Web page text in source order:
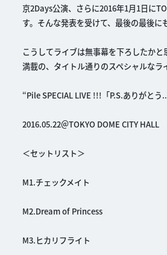
京2Days公演、さらに2016年1月1日に
す。そんな発表を受けて、最後の最後
こうしてライブは無事幕を下ろしたか
満載の、タイトル通りのスペシャルなラ
“Pile SPECIAL LIVE !!!「P.S.ありがとう
2016.05.22＠TOKYO DOME CITY HALL
＜セットリスト＞
M1.チェックメイト
M2.Dream of Princess
M3.ヒカリフライト